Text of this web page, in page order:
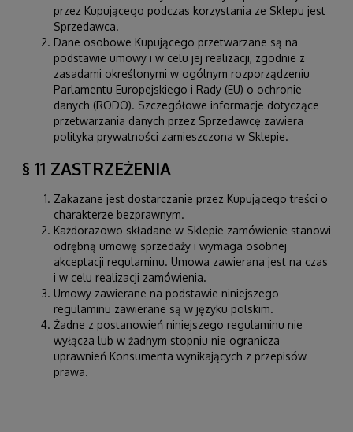
przez Kupującego podczas korzystania ze Sklepu jest
Sprzedawca.
Dane osobowe Kupującego przetwarzane są na
podstawie umowy i w celu jej realizacji, zgodnie z
zasadami określonymi w ogólnym rozporządzeniu
Parlamentu Europejskiego i Rady (EU) o ochronie
danych (RODO). Szczegółowe informacje dotyczące
przetwarzania danych przez Sprzedawcę zawiera
polityka prywatności zamieszczona w Sklepie.
§ 11 ZASTRZEŻENIA
Zakazane jest dostarczanie przez Kupującego treści o
charakterze bezprawnym.
Każdorazowo składane w Sklepie zamówienie stanowi
odrębną umowę sprzedaży i wymaga osobnej
akceptacji regulaminu. Umowa zawierana jest na czas
i w celu realizacji zamówienia.
Umowy zawierane na podstawie niniejszego
regulaminu zawierane są w języku polskim.
Żadne z postanowień niniejszego regulaminu nie
wyłącza lub w żadnym stopniu nie ogranicza
uprawnień Konsumenta wynikających z przepisów
prawa.